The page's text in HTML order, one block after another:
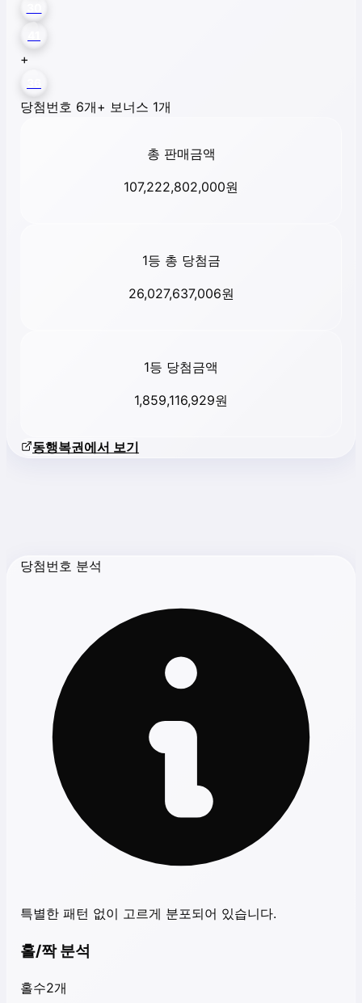
+
당첨번호 6개+ 보너스 1개
총 판매금액
107,222,802,000원
1등 총 당첨금
26,027,637,006원
1등 당첨금액
1,859,116,929원
동행복권에서 보기
당첨번호 분석
특별한 패턴 없이 고르게 분포되어 있습니다.
홀/짝 분석
홀수2개